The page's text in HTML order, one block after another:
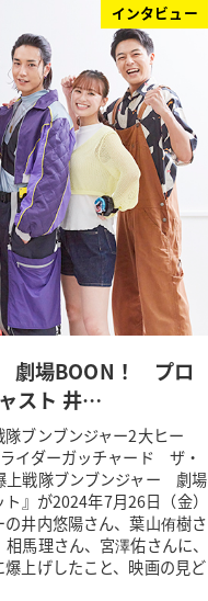
インタビュー
劇場BOON！ プロ
スト 井…
ブンブンジャー2大ヒー
イダーガッチャード ザ・
上戦隊ブンブンジャー 劇場
』が2024年7月26日（金）
井内悠陽さん、葉山侑樹さ
馬理さん、宮澤佑さんに、
上げしたこと、映画の見ど